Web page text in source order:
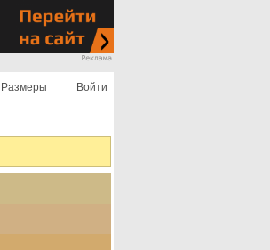
Размеры Войти